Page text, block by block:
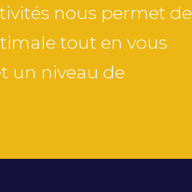
nous permet de
tout en vous
un niveau de